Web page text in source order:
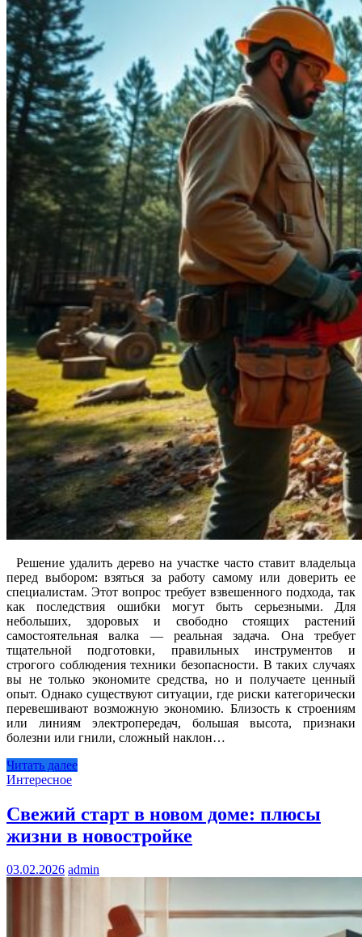
Решение удалить дерево на участке часто ставит владельца
перед выбором: взяться за работу самому или доверить ее
специалистам. Этот вопрос требует взвешенного подхода, так
как последствия ошибки могут быть серьезными. Для
небольших, здоровых и свободно стоящих растений
самостоятельная валка — реальная задача. Она требует
тщательной подготовки, правильных инструментов и
строгого соблюдения техники безопасности. В таких случаях
вы не только экономите средства, но и получаете ценный
опыт. Однако существуют ситуации, где риски категорически
перевешивают возможную экономию. Близость к строениям
или линиям электропередач, большая высота, признаки
болезни или гнили, сложный наклон…
Читать далее
Интересное
Свежий старт в новом доме: плюсы
жизни в новостройке
03.02.2026 admin